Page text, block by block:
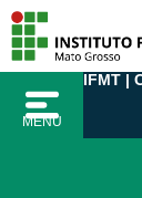
para
conteúdo
MENU
IFMT |